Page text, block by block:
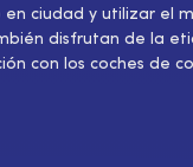
ciudad y utilizar el
disfrutan de la
con los coches de